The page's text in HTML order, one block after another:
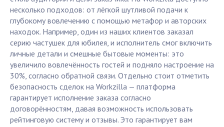
несколько подходов: от лёгкой шутливой подачи к
глубокому вовлечению с помощью метафор и авторских
находок. Например, один из наших клиентов заказал
серию частушек для юбилея, и исполнитель смог включить
личные детали и смешные бытовые моменты: это
увеличило вовлечённость гостей и подняло настроение на
30%, согласно обратной связи. Отдельно стоит отметить
безопасность сделок на Workzilla — платформа
гарантирует исполнение заказа согласно
договорённостям, давая возможность использовать
рейтинговую систему и отзывы. Это гарантирует вам